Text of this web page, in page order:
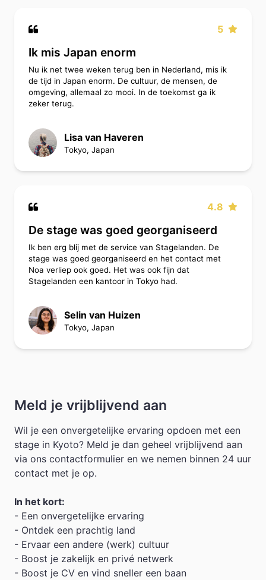
5
Ik mis Japan enorm
Nu ik net twee weken terug ben in Nederland, mis ik
de tijd in Japan enorm. De cultuur, de mensen, de
omgeving, allemaal zo mooi. In de toekomst ga ik
zeker terug.
Lisa van Haveren
Tokyo, Japan
4.8
De stage was goed georganiseerd
Ik ben erg blij met de service van Stagelanden. De
stage was goed georganiseerd en het contact met
Noa verliep ook goed. Het was ook fijn dat
Stagelanden een kantoor in Tokyo had.
Selin van Huizen
Tokyo, Japan
Meld je vrijblijvend aan
Wil je een onvergetelijke ervaring opdoen met een
stage in Kyoto? Meld je dan geheel vrijblijvend aan
via ons contactformulier en we nemen binnen 24 uur
contact met je op.
In het kort:
- Een onvergetelijke ervaring
- Ontdek een prachtig land
- Ervaar een andere (werk) cultuur
- Boost je zakelijk en privé netwerk
- Boost je CV en vind sneller een baan